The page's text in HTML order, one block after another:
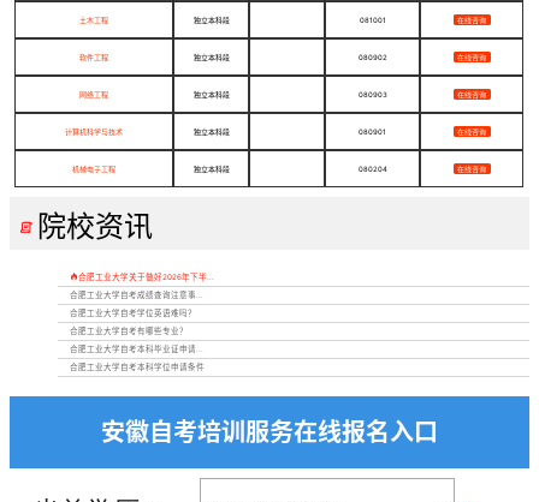
土木工程 独立本科段 081001 在线咨询
软件工程 独立本科段 080902 在线咨询
网络工程 独立本科段 080903 在线咨询
计算机科学与技术 独立本科段 080901 在线咨询
机械电子工程 独立本科段 080204 在线咨询
 院校资讯
合肥工业大学关于做好2026年下半...
合肥工业大学自考成绩查询注意事...
合肥工业大学自考学位英语难吗？
合肥工业大学自考有哪些专业？
合肥工业大学自考本科毕业证申请...
合肥工业大学自考本科学位申请条件
安徽自考培训服务在线报名入口